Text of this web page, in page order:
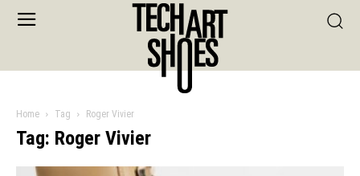
Home Tag Roger Vivier
Tag: Roger Vivier